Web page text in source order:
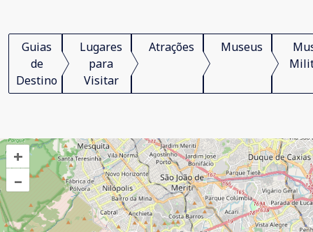
Guias
de
Destino
Lugares
para
Visitar
Atrações Museus
+
–